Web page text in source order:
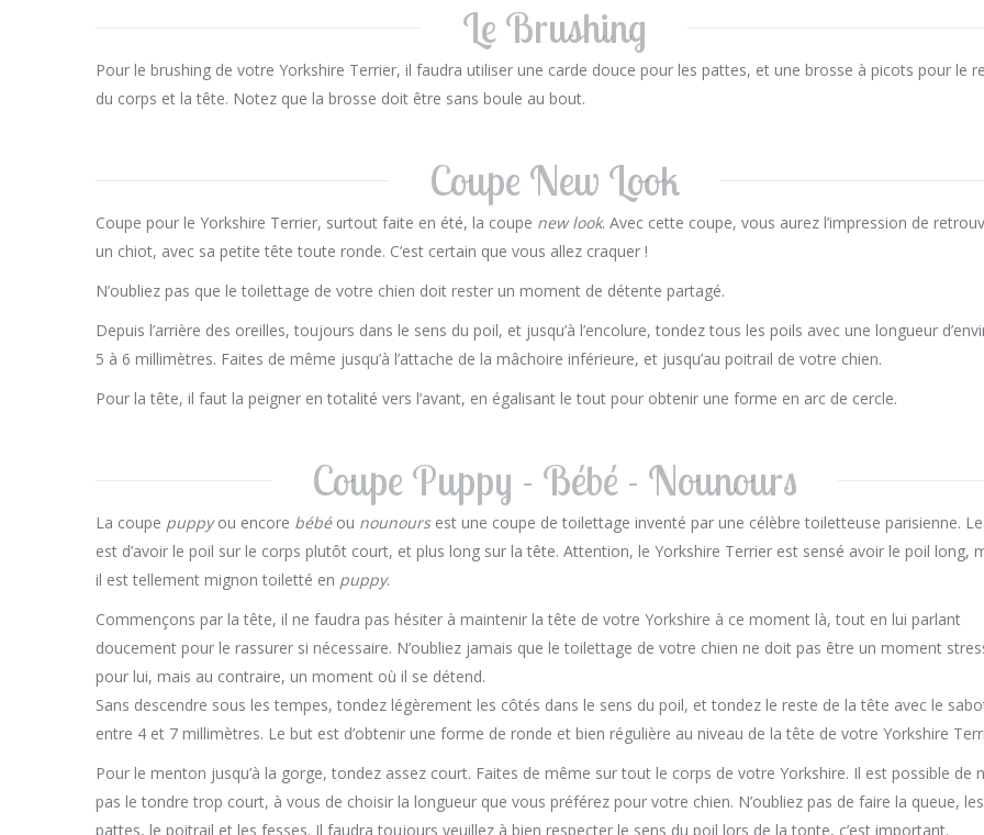
Le Brushing
Pour le brushing de votre Yorkshire Terrier, il faudra utiliser une carde douce pour les pattes, et une brosse à picots pour le
du corps et la tête. Notez que la brosse doit être sans boule au bout.
Coupe New Look
Coupe pour le Yorkshire Terrier, surtout faite en été, la coupe new look. Avec cette coupe, vous aurez l’impression de
un chiot, avec sa petite tête toute ronde. C’est certain que vous allez craquer !
N’oubliez pas que le toilettage de votre chien doit rester un moment de détente partagé.
Depuis l’arrière des oreilles, toujours dans le sens du poil, et jusqu’à l’encolure, tondez tous les poils avec une longueur
5 à 6 millimètres. Faites de même jusqu’à l’attache de la mâchoire inférieure, et jusqu’au poitrail de votre chien.
Pour la tête, il faut la peigner en totalité vers l’avant, en égalisant le tout pour obtenir une forme en arc de cercle.
Coupe Puppy - Bébé - Nounours
La coupe puppyou encore bébé ou nounoursest une coupe de toilettage inventé par une célèbre toiletteuse parisienne.
est d’avoir le poil sur le corps plutôt court, et plus long sur la tête. Attention, le Yorkshire Terrier est sensé avoir le poil long,
il est tellement mignon toiletté en puppy.
Commençons par la tête, il ne faudra pas hésiter à maintenir la tête de votre Yorkshire à ce moment là, tout en lui parlant
doucement pour le rassurer si nécessaire. N’oubliez jamais que le toilettage de votre chien ne doit pas être un moment
pour lui, mais au contraire, un moment où il se détend.
Sans descendre sous les tempes, tondez légèrement les côtés dans le sens du poil, et tondez le reste de la tête avec le
entre 4 et 7 millimètres. Le but est d’obtenir une forme de ronde et bien régulière au niveau de la tête de votre Yorkshire
Pour le menton jusqu’à la gorge, tondez assez court. Faites de même sur tout le corps de votre Yorkshire. Il est possible de
pas le tondre trop court, à vous de choisir la longueur que vous préférez pour votre chien. N’oubliez pas de faire la queue, les
pattes, le poitrail et les fesses. Il faudra toujours veuillez à bien respecter le sens du poil lors de la tonte, c’est important.